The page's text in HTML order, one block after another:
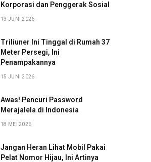
Korporasi dan Penggerak Sosial
13 JUNI 2026
Triliuner Ini Tinggal di Rumah 37
Meter Persegi, Ini
Penampakannya
15 JUNI 2026
Awas! Pencuri Password
Merajalela di Indonesia
18 MEI 2026
Jangan Heran Lihat Mobil Pakai
Pelat Nomor Hijau, Ini Artinya